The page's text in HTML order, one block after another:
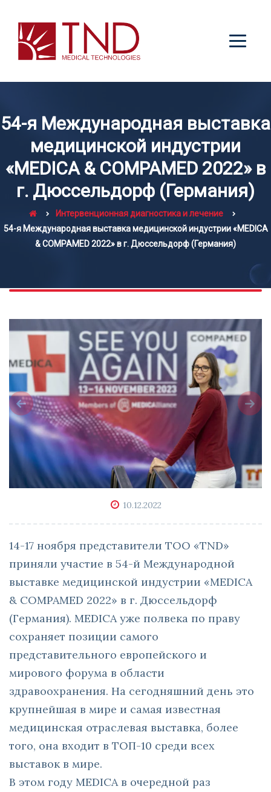
54-я Международная выставка
медицинской индустрии
«MEDICA & COMPAMED 2022» в
г. Дюссельдорф (Германия)
Интервенционная диагностика и лечение
54-я Международная выставка медицинской индустрии «MEDICA
& COMPAMED 2022» в г. Дюссельдорф (Германия)
10.12.2022
14-17 ноября представители ТОО «TND»
приняли участие в 54-й Международной
выставке медицинской индустрии «MEDICA
& COMPAMED 2022» в г. Дюссельдорф
(Германия). MEDICA уже полвека по праву
сохраняет позиции самого
представительного европейского и
мирового форума в области
здравоохранения. На сегодняшний день это
крупнейшая в мире и самая известная
медицинская отраслевая выставка, более
того, она входит в ТОП-10 среди всех
выставок в мире.
В этом году MEDICA в очередной раз